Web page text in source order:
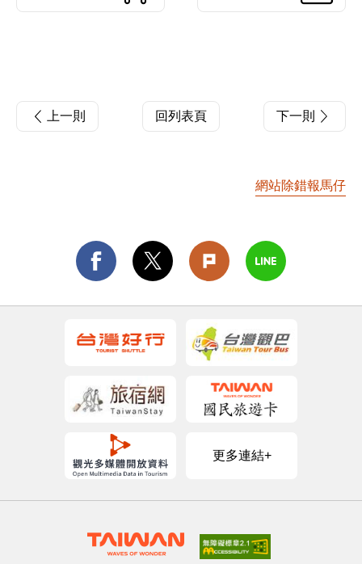
上一則 回列表頁 下一則
網站除錯報馬仔
更多連結+